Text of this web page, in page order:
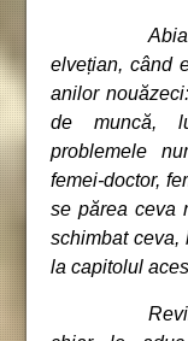
Abia acum
elvețian, când
anilor nouăzeci:
de muncă,
problemele
femei-doctor,
se părea ceva
schimbat ceva,
la capitolul
Revin la